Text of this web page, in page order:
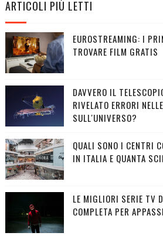
ARTICOLI PIÙ LETTI
EUROSTREAMING: I
TROVARE FILM GRATIS
DAVVERO IL
RIVELATO ERRORI
SULL'UNIVERSO?
QUALI SONO I CENTRI
IN ITALIA E QUANTA
LE MIGLIORI SERIE TV
COMPLETA PER